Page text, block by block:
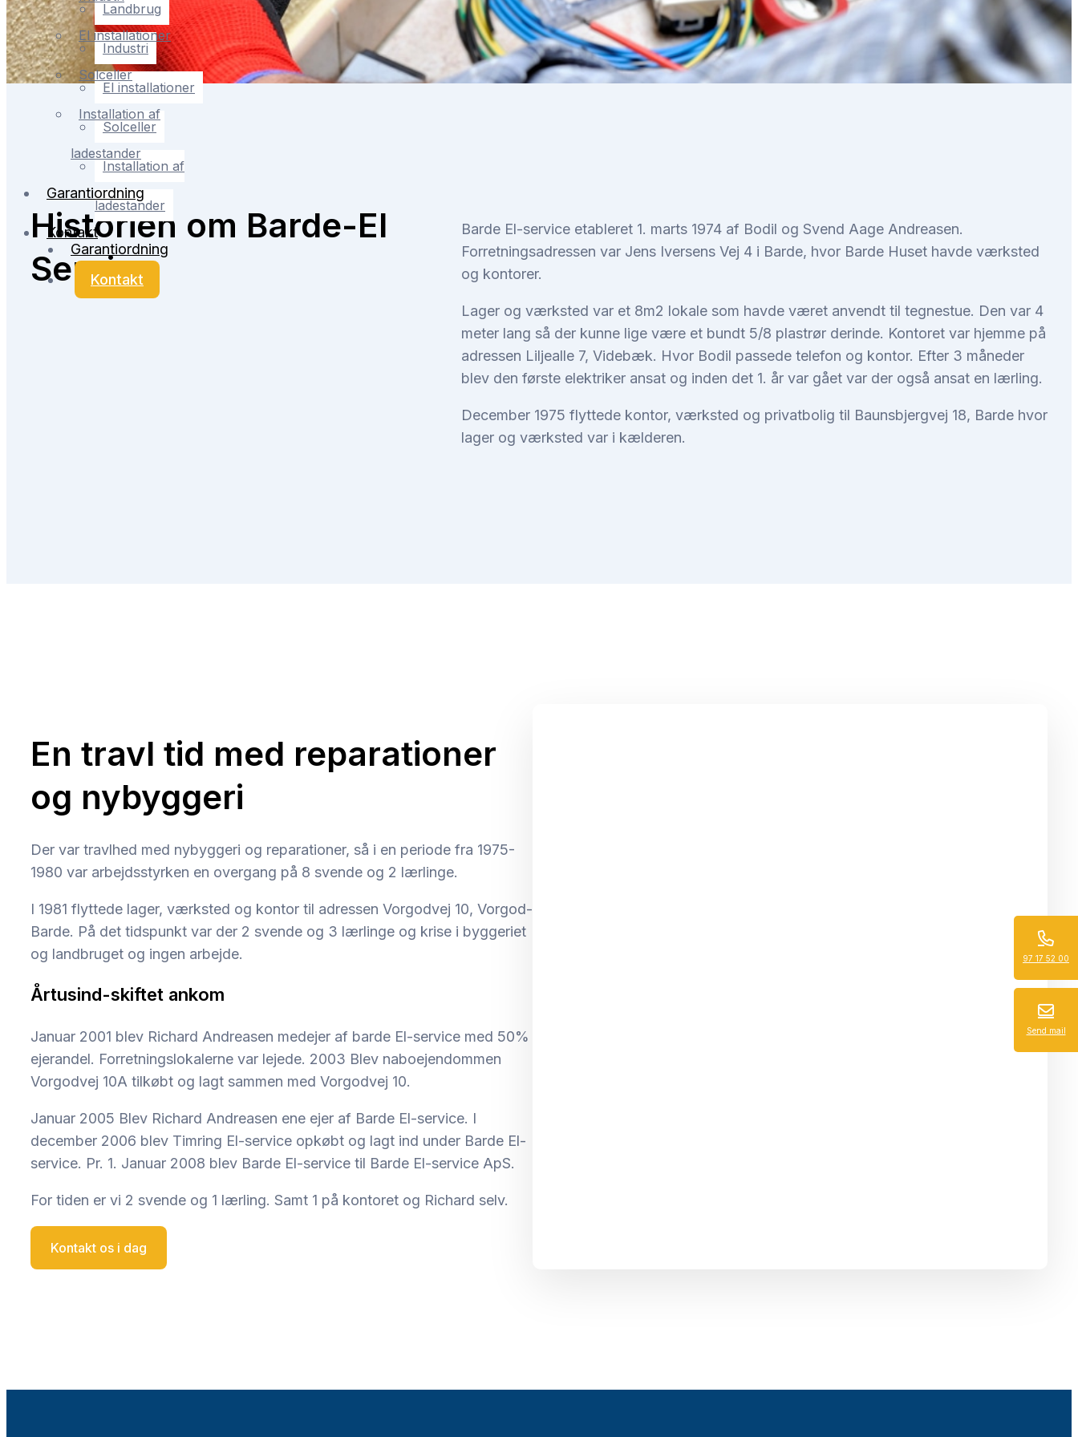
Landbrug
Industri
El installationer
Solceller
Installation af
ladestander
Garantiordning
Kontakt
El installationer
Solceller
Installation af
ladestander
Garantiordning
Kontakt
Historien om Barde-El
Service
Barde El-service etableret 1. marts 1974 af Bodil og Svend Aage Andreasen.
Forretningsadressen var Jens Iversens Vej 4 i Barde, hvor Barde Huset havde værksted
og kontorer.
Lager og værksted var et 8m2 lokale som havde været anvendt til tegnestue. Den var 4
meter lang så der kunne lige være et bundt 5/8 plastrør derinde. Kontoret var hjemme på
adressen Liljealle 7, Videbæk. Hvor Bodil passede telefon og kontor. Efter 3 måneder
blev den første elektriker ansat og inden det 1. år var gået var der også ansat en lærling.
December 1975 flyttede kontor, værksted og privatbolig til Baunsbjergvej 18, Barde hvor
lager og værksted var i kælderen.
En travl tid med reparationer
og nybyggeri
Der var travlhed med nybyggeri og reparationer, så i en periode fra 1975-
1980 var arbejdsstyrken en overgang på 8 svende og 2 lærlinge.
I 1981 flyttede lager, værksted og kontor til adressen Vorgodvej 10, Vorgod-
Barde. På det tidspunkt var der 2 svende og 3 lærlinge og krise i byggeriet
og landbruget og ingen arbejde.
Årtusind-skiftet ankom
Januar 2001 blev Richard Andreasen medejer af barde El-service med 50%
ejerandel. Forretningslokalerne var lejede. 2003 Blev naboejendommen
Vorgodvej 10A tilkøbt og lagt sammen med Vorgodvej 10.
Januar 2005 Blev Richard Andreasen ene ejer af Barde El-service. I
december 2006 blev Timring El-service opkøbt og lagt ind under Barde El-
service. Pr. 1. Januar 2008 blev Barde El-service til Barde El-service ApS.
For tiden er vi 2 svende og 1 lærling. Samt 1 på kontoret og Richard selv.
Kontakt os i dag
97 17 52 00
Send mail